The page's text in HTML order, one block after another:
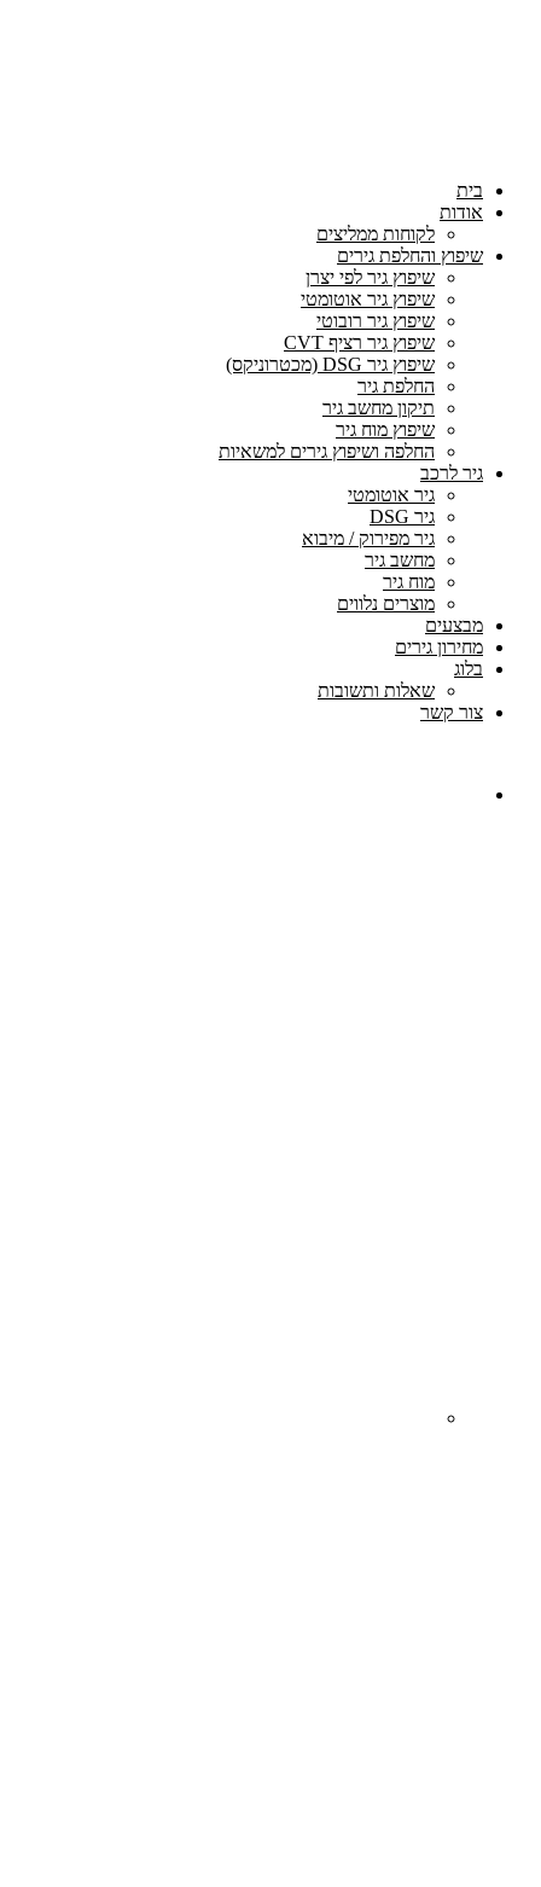
בית
אודות
לקוחות ממליצים
שיפוץ והחלפת גירים
שיפוץ גיר לפי יצרן
שיפוץ גיר אוטומטי
שיפוץ גיר רובוטי
שיפוץ גיר רציף CVT
שיפוץ גיר DSG (מכטרוניקס)
החלפת גיר
תיקון מחשב גיר
שיפוץ מוח גיר
החלפה ושיפוץ גירים למשאיות
גיר לרכב
גיר אוטומטי
גיר DSG
גיר מפירוק / מיבוא
מחשב גיר
מוח גיר
מוצרים נלווים
מבצעים
מחירון גירים
בלוג
שאלות ותשובות
צור קשר